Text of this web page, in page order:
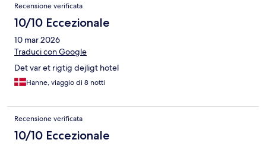
Recensione verificata
10/10 Eccezionale
10 mar 2026
Traduci con Google
Det var et rigtig dejligt hotel
Hanne, viaggio di 8 notti
Recensione verificata
10/10 Eccezionale